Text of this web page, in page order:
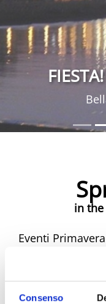
Consenso
in
Eventi
Spring